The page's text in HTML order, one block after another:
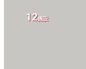
12施設